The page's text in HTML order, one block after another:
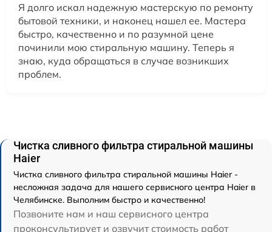
Я долго искал надежную мастерскую по ремонту
бытовой техники, и наконец нашел ее. Мастера
быстро, качественно и по разумной цене
починили мою стиральную машину. Теперь я
знаю, куда обращаться в случае возникших
проблем.
Чистка сливного фильтра стиральной машины
Haier
Чистка сливного фильтра стиральной машины Haier -
несложная задача для нашего сервисного центра Haier в
Челябинске. Выполним быстро и качественно!
Позвоните нам и наш сервисного центра
проконсультирует и озвучит стоимость работ